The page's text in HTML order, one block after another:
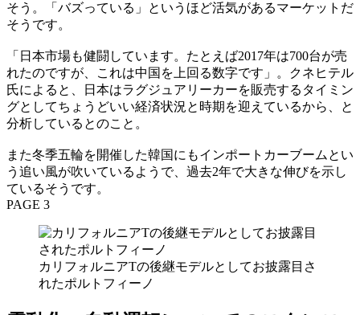
そう。「バズっている」というほど活気があるマーケットだ
そうです。
「日本市場も健闘しています。たとえば2017年は700台が売
れたのですが、これは中国を上回る数字です」。クネヒテル
氏によると、日本はラグジュアリーカーを販売するタイミン
グとしてちょうどいい経済状況と時期を迎えているから、と
分析しているとのこと。
また冬季五輪を開催した韓国にもインポートカーブームとい
う追い風が吹いているようで、過去2年で大きな伸びを示し
ているそうです。
PAGE 3
カリフォルニアTの後継モデルとしてお披露目さ
れたポルトフィーノ